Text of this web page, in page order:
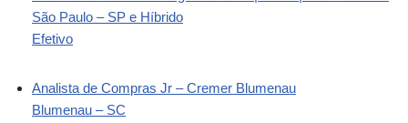
São Paulo – SP e Híbrido
Efetivo
Analista de Compras Jr – Cremer Blumenau
Blumenau – SC